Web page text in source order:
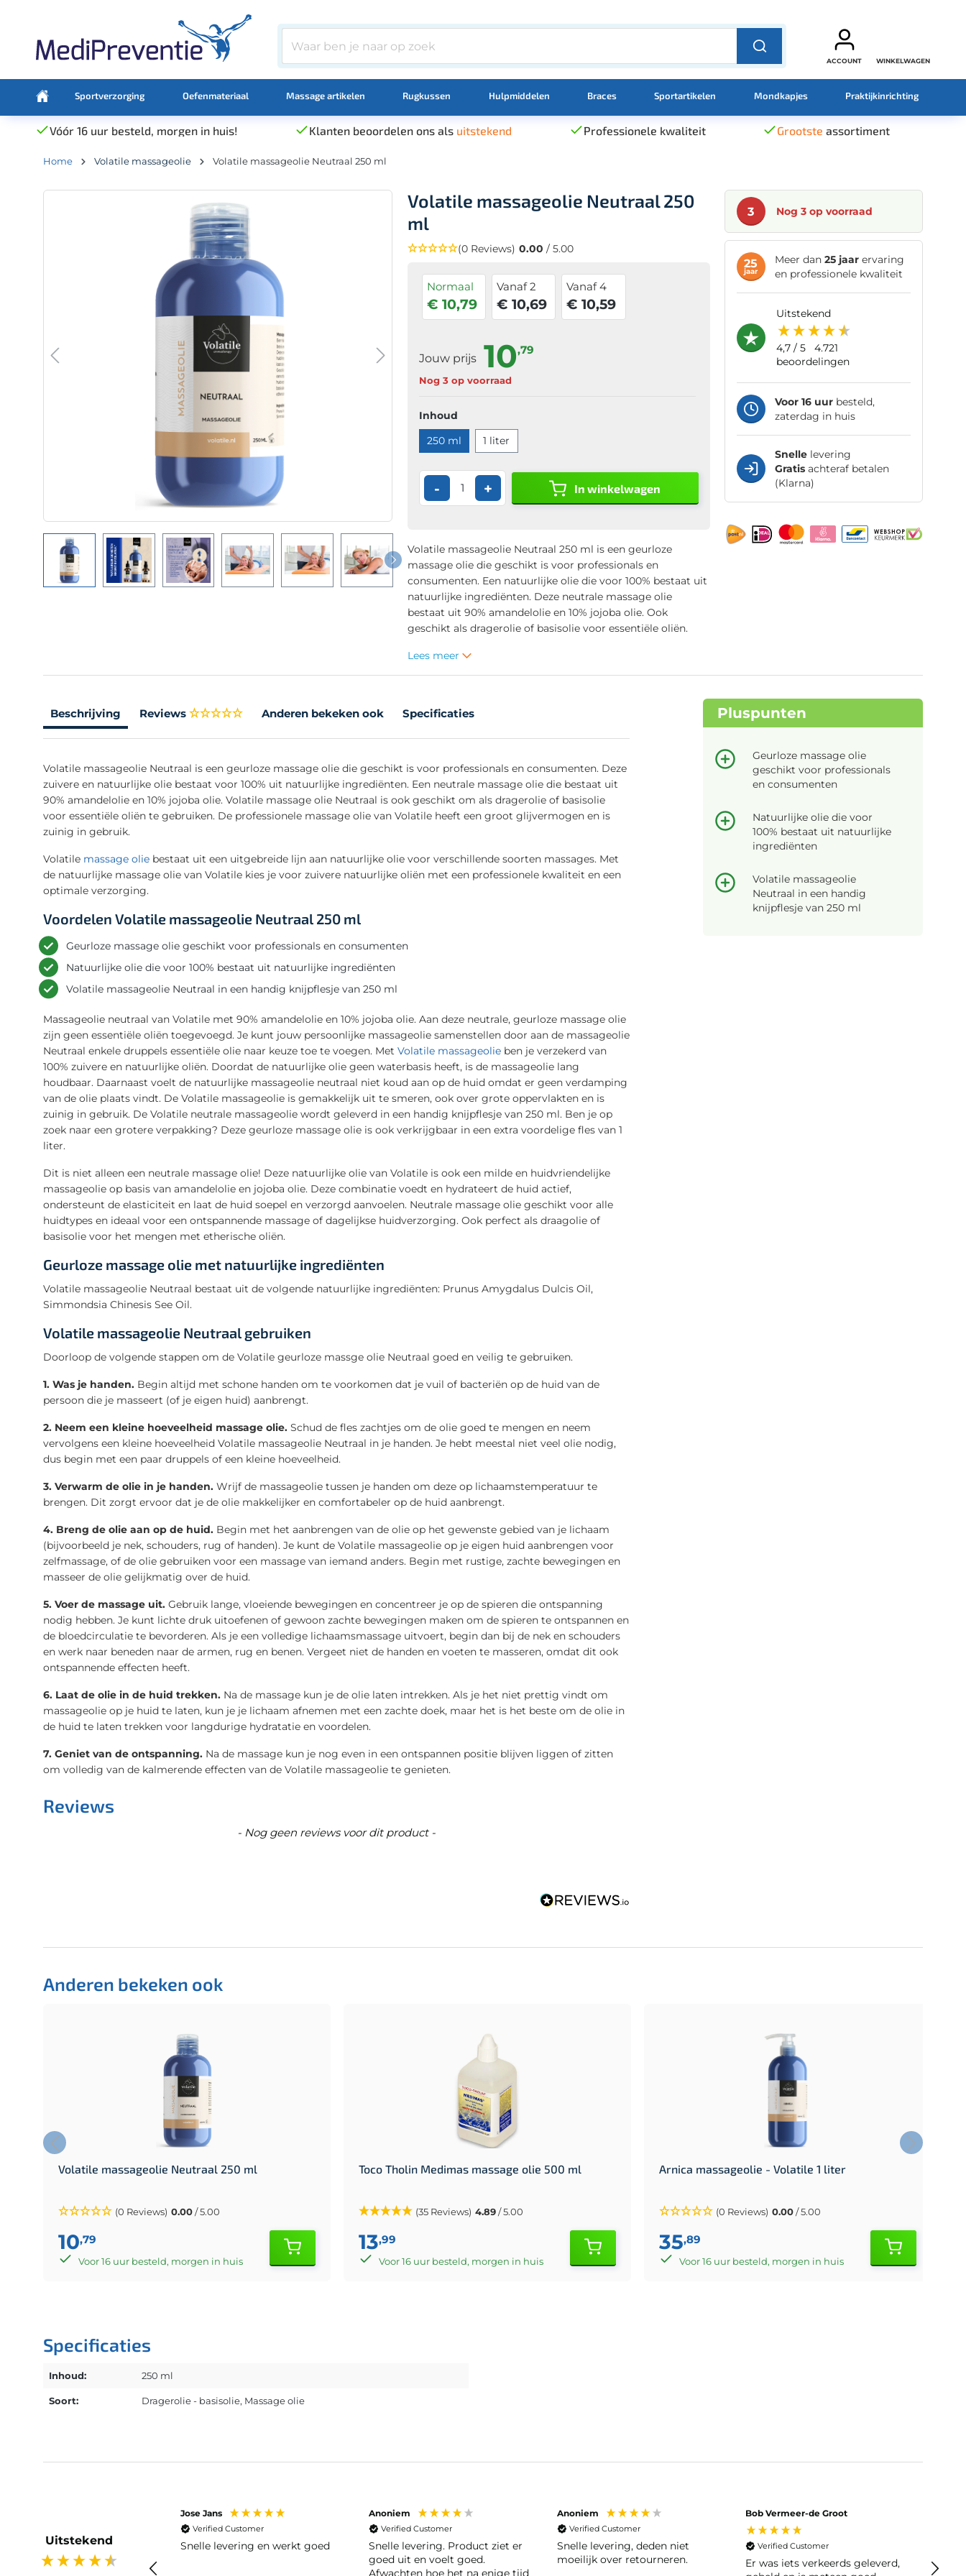
ACCOUNT WINKELWAGEN
Sportverzorging Oefenmateriaal Massage artikelen Rugkussen Hulpmiddelen Braces Sportartikelen Mondkapjes Praktijkinrichting
Vóór 16 uur besteld, morgen in huis! Klanten beoordelen ons als uitstekend Professionele kwaliteit Grootste assortiment
Home Volatile massageolie Volatile massageolie Neutraal 250 ml
Volatile massageolie Neutraal 250
ml
(0 Reviews) 0.00 / 5.00
Normaal
€ 10,79
Vanaf 2
€ 10,69
Vanaf 4
€ 10,59
Jouw prijs 10,79
Nog 3 op voorraad
Inhoud
250 ml
1 liter
- + In winkelwagen
Volatile massageolie Neutraal 250 ml is een geurloze
massage olie die geschikt is voor professionals en
consumenten. Een natuurlijke olie die voor 100% bestaat uit
natuurlijke ingrediënten. Deze neutrale massage olie
bestaat uit 90% amandelolie en 10% jojoba olie. Ook
geschikt als dragerolie of basisolie voor essentiële oliën.
Lees meer
3 Nog 3 op voorraad
25
jaar
Meer dan 25 jaarervaring
en professionele kwaliteit
uitstekend
4,7/ 5
4.721
beoordelingen
Voor 16 uurbesteld,
zaterdag in huis
Snellelevering
Gratisachteraf betalen
(Klarna)
Beschrijving Reviews Anderen bekeken ook Specificaties
Volatile massageolie Neutraal is een geurloze massage olie die geschikt is voor professionals en consumenten. Deze
zuivere en natuurlijke olie bestaat voor 100% uit natuurlijke ingrediënten. Een neutrale massage olie die bestaat uit
90% amandelolie en 10% jojoba olie. Volatile massage olie Neutraal is ook geschikt om als dragerolie of basisolie
voor essentiële oliën te gebruiken. De professionele massage olie van Volatile heeft een groot glijvermogen en is
zuinig in gebruik.
Volatile massage olie bestaat uit een uitgebreide lijn aan natuurlijke olie voor verschillende soorten massages. Met
de natuurlijke massage olie van Volatile kies je voor zuivere natuurlijke oliën met een professionele kwaliteit en een
optimale verzorging.
Voordelen Volatile massageolie Neutraal 250 ml
Geurloze massage olie geschikt voor professionals en consumenten
Natuurlijke olie die voor 100% bestaat uit natuurlijke ingrediënten
Volatile massageolie Neutraal in een handig knijpflesje van 250 ml
Massageolie neutraal van Volatile met 90% amandelolie en 10% jojoba olie. Aan deze neutrale, geurloze massage olie
zijn geen essentiële oliën toegevoegd. Je kunt jouw persoonlijke massageolie samenstellen door aan de massageolie
Neutraal enkele druppels essentiële olie naar keuze toe te voegen. Met Volatile massageolie ben je verzekerd van
100% zuivere en natuurlijke oliën. Doordat de natuurlijke olie geen waterbasis heeft, is de massageolie lang
houdbaar. Daarnaast voelt de natuurlijke massageolie neutraal niet koud aan op de huid omdat er geen verdamping
van de olie plaats vindt. De Volatile massageolie is gemakkelijk uit te smeren, ook over grote oppervlakten en is
zuinig in gebruik. De Volatile neutrale massageolie wordt geleverd in een handig knijpflesje van 250 ml. Ben je op
zoek naar een grotere verpakking? Deze geurloze massage olie is ook verkrijgbaar in een extra voordelige fles van 1
liter.
Dit is niet alleen een neutrale massage olie! Deze natuurlijke olie van Volatile is ook een milde en huidvriendelijke
massageolie op basis van amandelolie en jojoba olie. Deze combinatie voedt en hydrateert de huid actief,
ondersteunt de elasticiteit en laat de huid soepel en verzorgd aanvoelen. Neutrale massage olie geschikt voor alle
huidtypes en ideaal voor een ontspannende massage of dagelijkse huidverzorging. Ook perfect als draagolie of
basisolie voor het mengen met etherische oliën.
Geurloze massage olie met natuurlijke ingrediënten
Volatile massageolie Neutraal bestaat uit de volgende natuurlijke ingrediënten: Prunus Amygdalus Dulcis Oil,
Simmondsia Chinesis See Oil.
Volatile massageolie Neutraal gebruiken
Doorloop de volgende stappen om de Volatile geurloze massge olie Neutraal goed en veilig te gebruiken.
1. Was je handen. Begin altijd met schone handen om te voorkomen dat je vuil of bacteriën op de huid van de
persoon die je masseert (of je eigen huid) aanbrengt.
2. Neem een kleine hoeveelheid massage olie. Schud de fles zachtjes om de olie goed te mengen en neem
vervolgens een kleine hoeveelheid Volatile massageolie Neutraal in je handen. Je hebt meestal niet veel olie nodig,
dus begin met een paar druppels of een kleine hoeveelheid.
3. Verwarm de olie in je handen. Wrijf de massageolie tussen je handen om deze op lichaamstemperatuur te
brengen. Dit zorgt ervoor dat je de olie makkelijker en comfortabeler op de huid aanbrengt.
4. Breng de olie aan op de huid. Begin met het aanbrengen van de olie op het gewenste gebied van je lichaam
(bijvoorbeeld je nek, schouders, rug of handen). Je kunt de Volatile massageolie op je eigen huid aanbrengen voor
zelfmassage, of de olie gebruiken voor een massage van iemand anders. Begin met rustige, zachte bewegingen en
masseer de olie gelijkmatig over de huid.
5. Voer de massage uit. Gebruik lange, vloeiende bewegingen en concentreer je op de spieren die ontspanning
nodig hebben. Je kunt lichte druk uitoefenen of gewoon zachte bewegingen maken om de spieren te ontspannen en
de bloedcirculatie te bevorderen. Als je een volledige lichaamsmassage uitvoert, begin dan bij de nek en schouders
en werk naar beneden naar de armen, rug en benen. Vergeet niet de handen en voeten te masseren, omdat dit ook
ontspannende effecten heeft.
6. Laat de olie in de huid trekken. Na de massage kun je de olie laten intrekken. Als je het niet prettig vindt om
massageolie op je huid te laten, kun je je lichaam afnemen met een zachte doek, maar het is het beste om de olie in
de huid te laten trekken voor langdurige hydratatie en voordelen.
7. Geniet van de ontspanning. Na de massage kun je nog even in een ontspannen positie blijven liggen of zitten
om volledig van de kalmerende effecten van de Volatile massageolie te genieten.
Reviews
- Nog geen reviews voor dit product -
Pluspunten
Geurloze massage olie
geschikt voor professionals
en consumenten
Natuurlijke olie die voor
100% bestaat uit natuurlijke
ingrediënten
Volatile massageolie
Neutraal in een handig
knijpflesje van 250 ml
Anderen bekeken ook
Volatile massageolie Neutraal 250 ml
(0 Reviews) 0.00/ 5.00
10,79
Voor 16 uur besteld, morgen in huis
Toco Tholin Medimas massage olie 500 ml
(35 Reviews) 4.89/ 5.00
13,99
Voor 16 uur besteld, morgen in huis
Arnica massageolie - Volatile 1 liter
(0 Reviews) 0.00/ 5.00
35,89
Voor 16 uur besteld, morgen in huis
Specificaties
Inhoud: 250 ml
Soort: Dragerolie - basisolie, Massage olie
Uitstekend
Jose Jans
Verified Customer
Snelle levering en werkt goed
Anoniem
Verified Customer
Snelle levering. Product ziet er
goed uit en voelt goed.
Afwachten hoe het na enige tijd
Anoniem
Verified Customer
Snelle levering, deden niet
moeilijk over retourneren.
Bob Vermeer-de Groot
Verified Customer
Er was iets verkeerds geleverd,